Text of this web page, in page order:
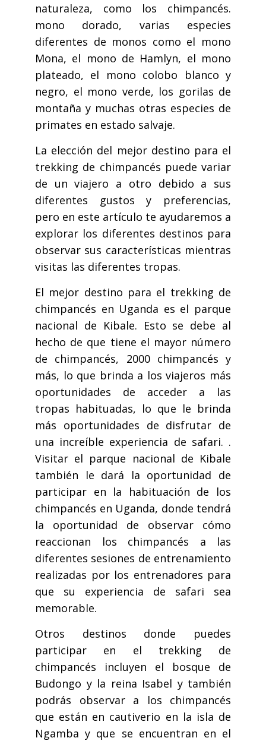
naturaleza, como los chimpancés.
mono dorado, varias especies
diferentes de monos como el mono
Mona, el mono de Hamlyn, el mono
plateado, el mono colobo blanco y
negro, el mono verde, los gorilas de
montaña y muchas otras especies de
primates en estado salvaje.
La elección del mejor destino para el
trekking de chimpancés puede variar
de un viajero a otro debido a sus
diferentes gustos y preferencias,
pero en este artículo te ayudaremos a
explorar los diferentes destinos para
observar sus características mientras
visitas las diferentes tropas.
El mejor destino para el trekking de
chimpancés en Uganda es el parque
nacional de Kibale. Esto se debe al
hecho de que tiene el mayor número
de chimpancés, 2000 chimpancés y
más, lo que brinda a los viajeros más
oportunidades de acceder a las
tropas habituadas, lo que le brinda
más oportunidades de disfrutar de
una increíble experiencia de safari. .
Visitar el parque nacional de Kibale
también le dará la oportunidad de
participar en la habituación de los
chimpancés en Uganda, donde tendrá
la oportunidad de observar cómo
reaccionan los chimpancés a las
diferentes sesiones de entrenamiento
realizadas por los entrenadores para
que su experiencia de safari sea
memorable.
Otros destinos donde puedes
participar en el trekking de
chimpancés incluyen el bosque de
Budongo y la reina Isabel y también
podrás observar a los chimpancés
que están en cautiverio en la isla de
Ngamba y que se encuentran en el